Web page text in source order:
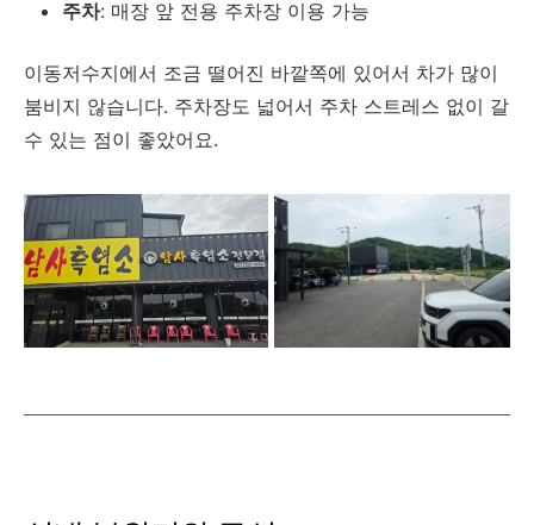
주차: 매장 앞 전용 주차장 이용 가능
이동저수지에서 조금 떨어진 바깥쪽에 있어서 차가 많이
붐비지 않습니다. 주차장도 넓어서 주차 스트레스 없이 갈
수 있는 점이 좋았어요.